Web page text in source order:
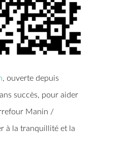
, ouverte depuis
succès, pour aider
Manin /
à la tranquillité et la